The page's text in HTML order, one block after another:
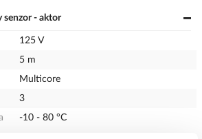
senzor - aktor
125 V
5 m
Multicore
3
-10 - 80 °C